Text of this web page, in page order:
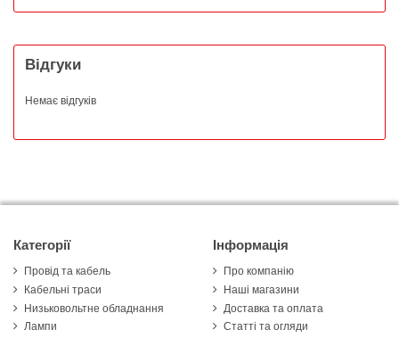
Відгуки
Немає відгуків
Категорії
Провід та кабель
Кабельні траси
Низьковольтне обладнання
Лампи
Інформація
Про компанію
Наші магазини
Доставка та оплата
Статті та огляди